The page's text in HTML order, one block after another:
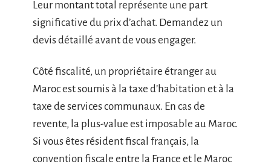
Leur montant total représente une part
significative du prix d’achat. Demandez un
devis détaillé avant de vous engager.
Côté fiscalité, un propriétaire étranger au
Maroc est soumis à la taxe d’habitation et à la
taxe de services communaux. En cas de
revente, la plus-value est imposable au Maroc.
Si vous êtes résident fiscal français, la
convention fiscale entre la France et le Maroc